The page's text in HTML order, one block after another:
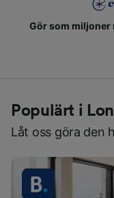
Gör som miljoner
Populärt i
Låt oss göra den